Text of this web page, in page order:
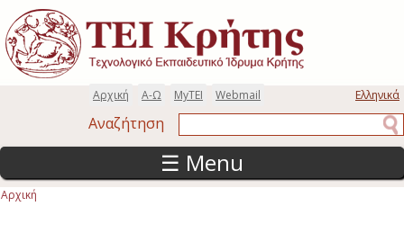
Παράκαμψη προς το κυρίως περιεχόμενο
Ελληνικά
Webmail
MyTEI
Α-Ω
Αρχική
Αναζήτηση
☰ Menu
Αρχική